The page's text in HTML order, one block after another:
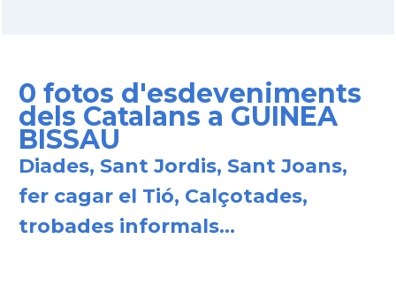
0 fotos d'esdeveniments
dels Catalans a GUINEA
BISSAU
Diades, Sant Jordis, Sant Joans,
fer cagar el Tió, Calçotades,
trobades informals...